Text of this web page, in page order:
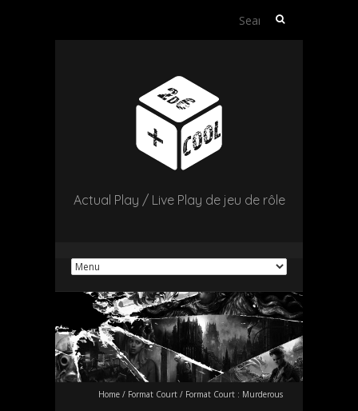
Search
Actual Play / Live Play de jeu de rôle
Home / Format Court / Format Court : Murderous